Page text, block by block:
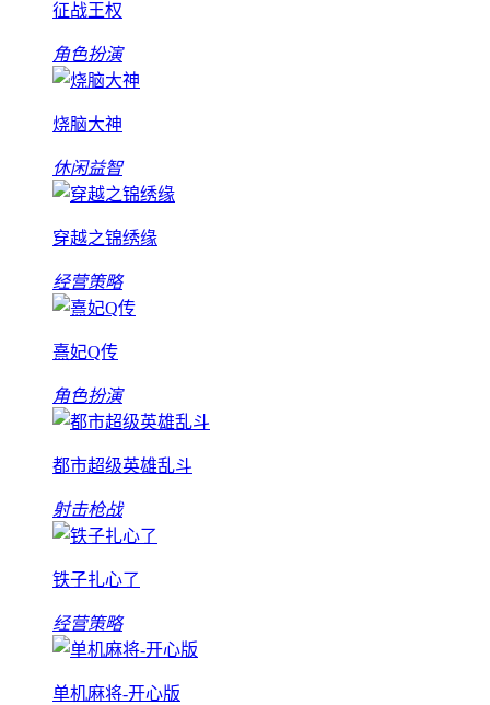
征战王权
角色扮演
烧脑大神
休闲益智
穿越之锦绣缘
经营策略
熹妃Q传
角色扮演
都市超级英雄乱斗
射击枪战
铁子扎心了
经营策略
单机麻将-开心版